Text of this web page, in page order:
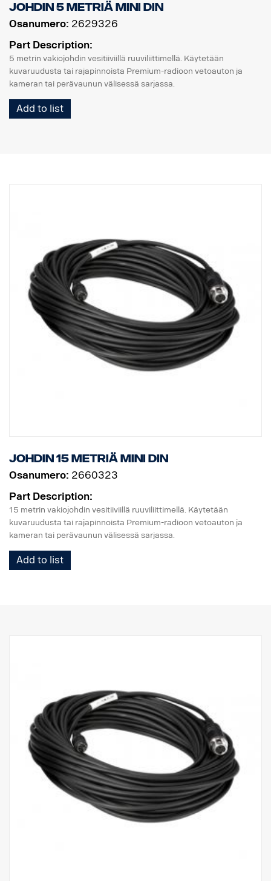
Johdin 5 metriä MINI DIN
Osanumero: 2629326
Part Description:
5 metrin vakiojohdin vesitiiviillä ruuviliittimellä. Käytetään
kuvaruudusta tai rajapinnoista Premium-radioon vetoauton ja
kameran tai perävaunun välisessä sarjassa.
Add to list
Johdin 15 metriä MINI DIN
Osanumero: 2660323
Part Description:
15 metrin vakiojohdin vesitiiviillä ruuviliittimellä. Käytetään
kuvaruudusta tai rajapinnoista Premium-radioon vetoauton ja
kameran tai perävaunun välisessä sarjassa.
Add to list